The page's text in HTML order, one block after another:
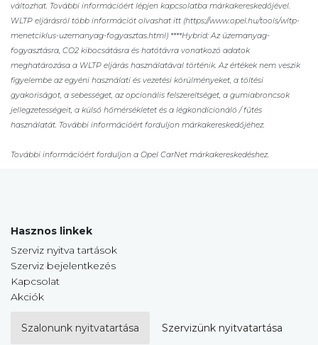
változhat. További információért lépjen kapcsolatba márkakereskedőjével.
WLTP eljárásról több információt olvashat itt (https://www.opel.hu/tools/wltp-
menetciklus-uzemanyag-fogyasztas.html) ****Hybrid: Az üzemanyag-
fogyasztásra, CO2 kibocsátásra és hatótávra vonatkozó adatok
meghatározása a WLTP eljárás használatával történik. Az értékek nem veszik
figyelembe az egyéni használati és vezetési körülményeket, a töltési
gyakoriságot, a sebességet, az opcionális felszereltséget, a gumiabroncsok
jellegzetességeit, a külső hőmérsékletet és a légkondícionáló / fűtés
használatát. További információért forduljon márkakereskedőjéhez.
További információért forduljon a Opel CarNet márkakereskedéshez.
Hasznos linkek
Szerviz nyitva tartások
Szerviz bejelentkezés
Kapcsolat
Akciók
Szalonunk nyitvatartása Szervizünk nyitvatartása